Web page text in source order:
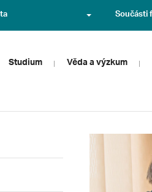
Součásti
Studium Věda a výzkum